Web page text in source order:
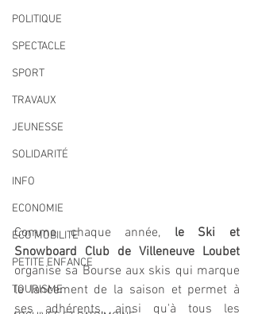
POLITIQUE
SPECTACLE
SPORT
TRAVAUX
JEUNESSE
SOLIDARITÉ
INFO
ECONOMIE
ECO MOBILITE
PETITE ENFANCE
TOURISME
Comme chaque année, le Ski et
Snowboard Club de Villeneuve Loubet
organise sa Bourse aux skis qui marque
le lancement de la saison et permet à
ses adhérents, ainsi qu'à tous les